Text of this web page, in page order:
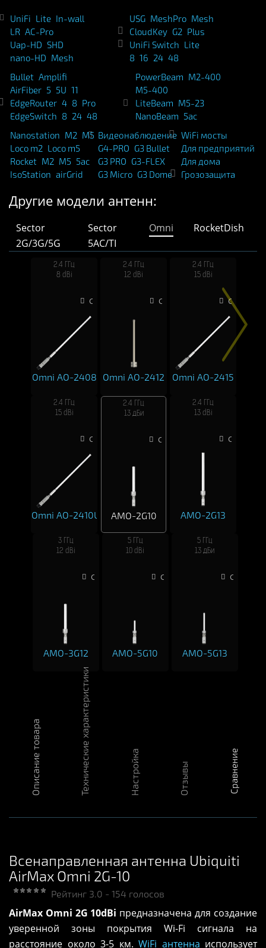
UniFi Lite In-wall
LR AC-Pro
Uap-HD SHD
nano-HD Mesh
USG MeshPro Mesh
CloudKey G2 Plus
UniFi Switch Lite
8 16 24 48
Bullet Amplifi
AirFiber 5 5U 11
EdgeRouter 4 8 Pro
EdgeSwitch 8 24 48
PowerBeam M2-400
M5-400
LiteBeam M5-23
NanoBeam 5ac
Nanostation M2 M5
Loco m2 Loco m5
Rocket M2 M5 5ac
IsoStation airGrid
Видеонаблюдение
G4-PRO G3 Bullet
G3 PRO G3-FLEX
G3 Micro G3 Dome
WiFi мосты
Для предприятий
Для дома
Грозозащита
Другие модели антенн:
Sector
2G/3G/5G
Sector
5AC/TI
Omni RocketDish
2.4 ГГц
8 dBi
Сравнить
Omni AO-2408
2.4 ГГц
12 dBi
Сравнить
Omni AO-2412
2.4 ГГц
15 dBi
Сравнить
Omni AO-2415
2.4 ГГц
15 dBi
Сравнить
Omni AO-2410U
2.4 ГГц
13 дБи
Сравнить
AMO-2G10
2.4 ГГц
13 dBi
Сравнить
AMO-2G13
3 ГГц
12 dBi
Сравнить
AMO-3G12
5 ГГц
10 dBi
Сравнить
AMO-5G10
5 ГГц
13 дБи
Сравнить
AMO-5G13
Описание товара Технические характеристики Настройка Отзывы Сравнение
Всенаправленная антенна Ubiquiti
AirMax Omni 2G-10
Рейтинг 3.0 - 154 голосов
AirMax Omni 2G 10dBi предназначена для создание
уверенной зоны покрытия Wi-Fi сигнала на
расстояние около 3-5 км. WiFi антенна использует